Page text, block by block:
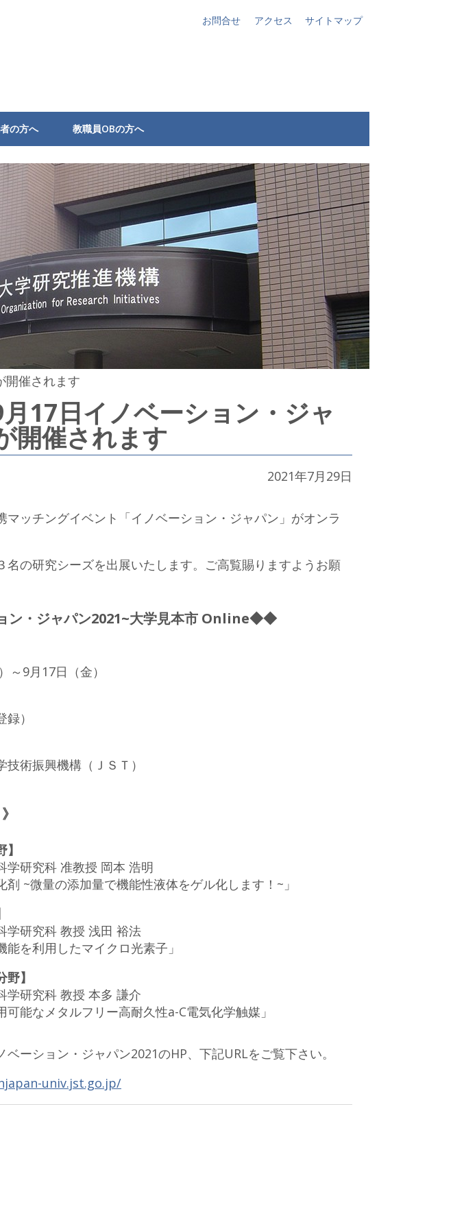
サイトマップ
アクセス
お問合せ
の方へ 教職員OBの方へ
開催されます
17日イノベーション・ジャ
開催されます
2021年7月29日
マッチングイベント「イノベーション・ジャパン」がオンラ
名の研究シーズを出展いたします。ご高覧賜りますようお願
・ジャパン2021~大学見本市 Online◆◆
～9月17日（金）
）
術振興機構（ＪＳＴ）
学研究科 准教授 岡本 浩明
剤 ~微量の添加量で機能性液体をゲル化します！~」
学研究科 教授 浅田 裕法
能を利用したマイクロ光素子」
】
学研究科 教授 本多 謙介
可能なメタルフリー高耐久性a-C電気化学触媒」
ーション・ジャパン2021のHP、下記URLをご覧下さい。
univ.jst.go.jp/